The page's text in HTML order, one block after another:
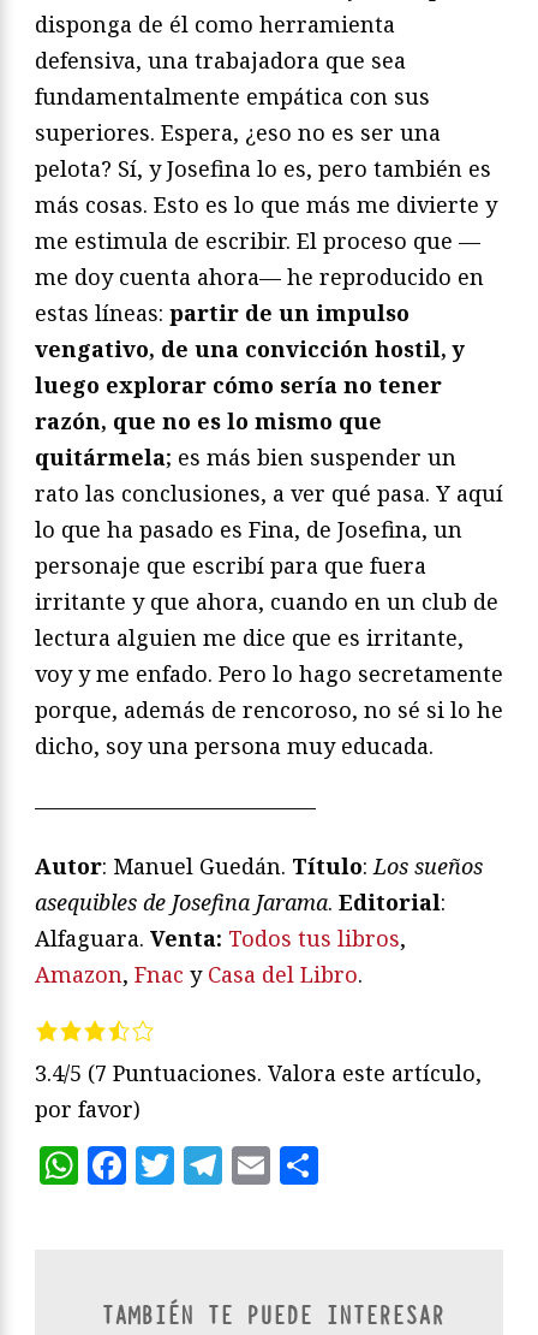
disponga de él como herramienta
defensiva, una trabajadora que sea
fundamentalmente empática con sus
superiores. Espera, ¿eso no es ser una
pelota? Sí, y Josefina lo es, pero también es
más cosas. Esto es lo que más me divierte y
me estimula de escribir. El proceso que —
me doy cuenta ahora— he reproducido en
estas líneas: partir de un impulso
vengativo, de una convicción hostil, y
luego explorar cómo sería no tener
razón, que no es lo mismo que
quitármela; es más bien suspender un
rato las conclusiones, a ver qué pasa. Y aquí
lo que ha pasado es Fina, de Josefina, un
personaje que escribí para que fuera
irritante y que ahora, cuando en un club de
lectura alguien me dice que es irritante,
voy y me enfado. Pero lo hago secretamente
porque, además de rencoroso, no sé si lo he
dicho, soy una persona muy educada.
—————————————
Autor: Manuel Guedán. Título:Los sueños
asequibles de Josefina Jarama. Editorial:
Alfaguara. Venta: Todos tus libros,
Amazon, Fnac y Casa del Libro.
3.4/5 (7 Puntuaciones. Valora este artículo,
por favor)
WhatsApp
Facebook
Twitter
Telegram
Email
TAMBIÉN TE PUEDE INTERESAR